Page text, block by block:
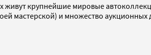
живут крупнейшие мировые
мастерской) и множество